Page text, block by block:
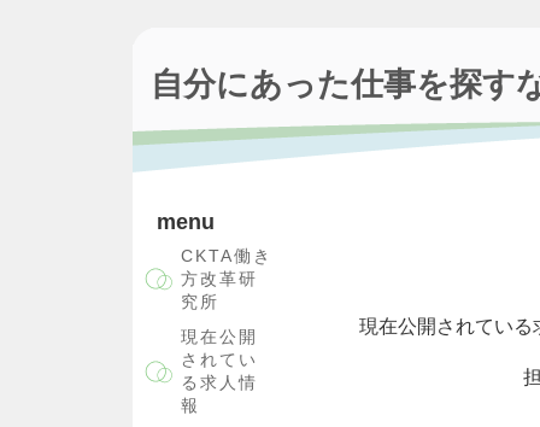
自分にあった仕事を探
menu
CKTA働き
方改革研
究所
現在公開
されてい
る求人情
報
現在公開されている